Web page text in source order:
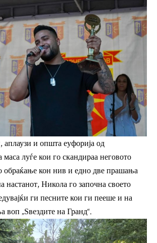
аплаузи и општа еуфорија од
маса луѓе кои го скандираа неговото
обраќање кон нив и едно две прашања
настанот, Никола го започна своето
ги песните кои ги пееше и на
воп „Ѕвездите на Гранд“.